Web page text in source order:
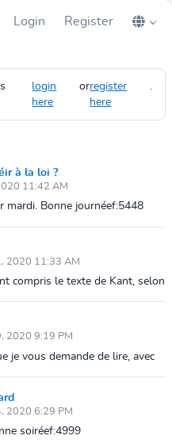
Login Register
login
here
orregister
here
.
à la loi ?
11:42 AM
mardi. Bonne journéef:5448
2020 11:33 AM
compris le texte de Kant, selon
2020 9:19 PM
je vous demande de lire, avec
2020 6:29 PM
soiréef:4999